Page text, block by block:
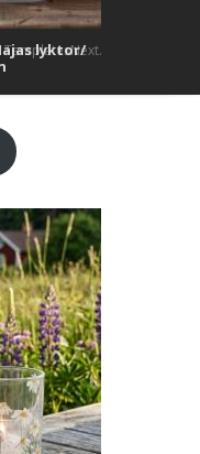
lyktor/
TemplatesNext.